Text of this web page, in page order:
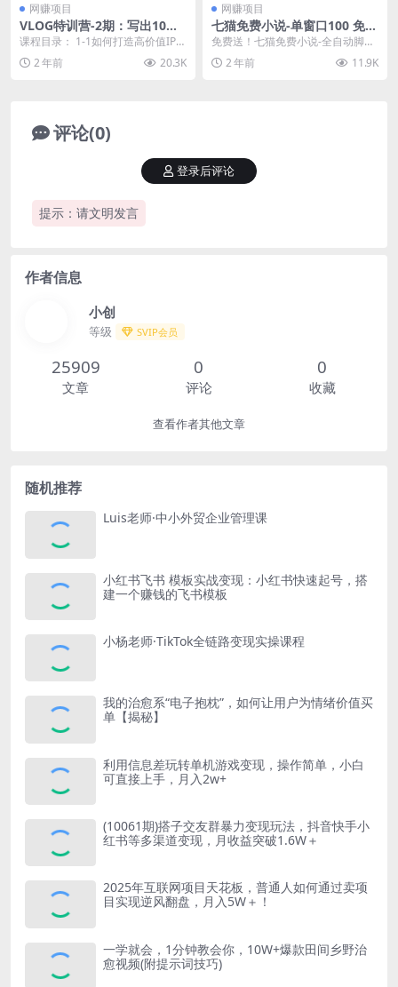
网赚项目
VLOG特训营-2期：写出10w
+爆款文案，制作爆款视频(19
节课
课程目录： 1-1如何打造高价值IP定
位.mp4 2-2拍摄干净治愈Vlog的
前...2 年前 20.3K
网赚项目
七猫免费小说-单窗口100 免费
知识分享-感兴趣可以测试
免费送！七猫免费小说-全自动脚本
运行-单窗口100 免费知识分享-感兴
趣可以测试
2 年前 11.9K
评论(0)
提示：请文明发言
登录后评论
作者信息
小创
等级 SVIP会员
25909
文章
0
评论
0
收藏
查看作者其他文章
随机推荐
Luis老师·中小外贸企业管理课
小红书飞书 模板实战变现：小红书快速起号，搭
建一个赚钱的飞书模板
小杨老师·TikTok全链路变现实操课程
我的治愈系“电子抱枕”，如何让用户为情绪价值买
单【揭秘】
利用信息差玩转单机游戏变现，操作简单，小白
可直接上手，月入2w+
(10061期)搭子交友群暴力变现玩法，抖音快手小
红书等多渠道变现，月收益突破1.6W＋
2025年互联网项目天花板，普通人如何通过卖项
目实现逆风翻盘，月入5W＋！
一学就会，1分钟教会你，10W+爆款田间乡野治
愈视频(附提示词技巧)